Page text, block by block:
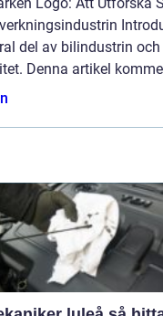
del av bilindustrin
Denna artikel